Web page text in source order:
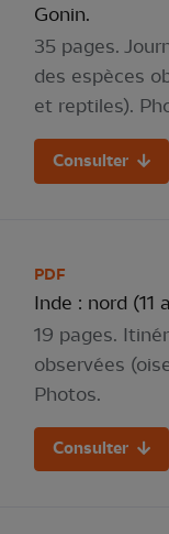
Gonin.
35 pages.
des espèces
et reptiles).
Consulter
PDF
Inde : nord (11
19 pages.
observées
Photos.
Consulter